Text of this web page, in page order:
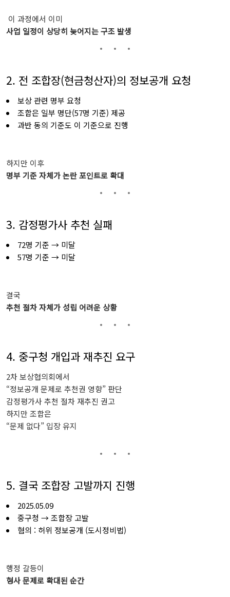
이 과정에서 이미
사업 일정이 상당히 늦어지는구조 발생
2. 전 조합장(현금청산자)의 정보공개 요청
보상관련 명부 요청
조합은 일부 명단(57명 기준) 제공
과반 동의 기준도 이 기준으로 진행
하지만 이후
명부기준자체가논란포인트로 확대
3. 감정평가사 추천 실패
72명 기준 → 미달
57명 기준 → 미달
결국
추천 절차자체가성립 어려운 상황
4. 중구청 개입과 재추진 요구
2차보상협의회에서
“정보공개 문제로 추천권 영향” 판단
감정평가사추천 절차 재추진 권고
하지만 조합은
“문제 없다” 입장유지
5. 결국 조합장 고발까지 진행
2025.05.09
중구청 →조합장 고발
혐의 : 허위 정보공개 (도시정비법)
행정 갈등이
형사문제로 확대된 순간